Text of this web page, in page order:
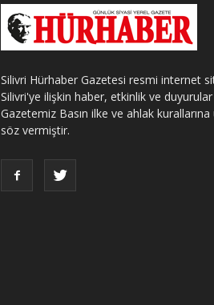
Silivri Hürhaber Gazetesi resmi internet
Silivri'ye ilişkin haber, etkinlik ve duyurular
Gazetemiz Basın ilke ve ahlak
söz vermiştir.